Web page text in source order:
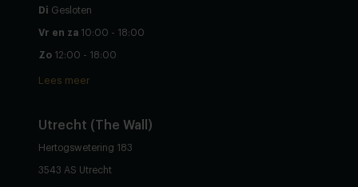
Di Gesloten
Vr en za 10:00 - 18:00
Zo 12:00 - 18:00
Lees meer
Utrecht (The Wall)
Hertogswetering 183
3543 AS Utrecht